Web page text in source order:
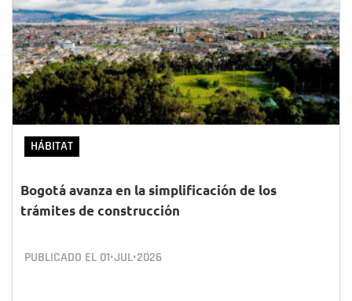
HÁBITAT
Bogotá avanza en la simplificación de los
trámites de construcción
PUBLICADO EL 01•JUL•2026